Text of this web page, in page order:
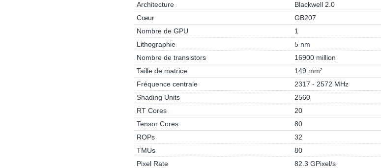
Architecture
Blackwell 2.0
Cœur
GB207
Nombre de GPU
1
Lithographie
5 nm
Nombre de transistors
16900 million
Taille de matrice
149 mm²
Fréquence centrale
2317 - 2572 MHz
Shading Units
2560
RT Cores
20
Tensor Cores
80
ROPs
32
TMUs
80
Pixel Rate
82.3 GPixel/s